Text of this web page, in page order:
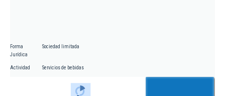
Forma
Jurídica
Sociedad limitada
Actividad Servicios de bebidas